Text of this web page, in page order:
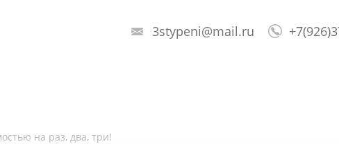
на раз, два, три!
3stypeni@mail.ru